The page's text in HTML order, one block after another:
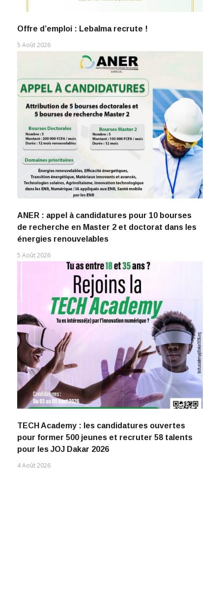
Offre d’emploi : Lebalma recrute !
5 Août 2026
ANER : appel à candidatures pour 10 bourses
de recherche en Master 2 et doctorat dans les
énergies renouvelables
5 Août 2026
TECH Academy : les candidatures ouvertes
pour former 500 jeunes et recruter 58 talents
pour les JOJ Dakar 2026
4 Août 2026